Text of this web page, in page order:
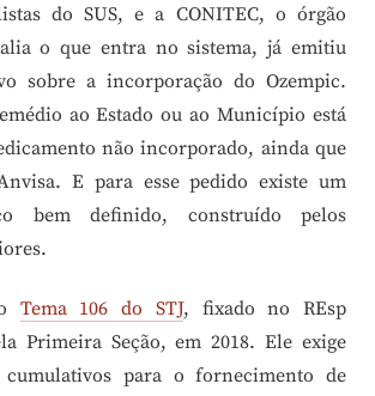
do SUS, e a CONITEC, o órgão
o que entra no sistema, já emitiu
sobre a incorporação do Ozempic.
ao Estado ou ao Município está
não incorporado, ainda que
E para esse pedido existe um
bem definido, construído pelos
Tema 106 do STJ, fixado no REsp
Primeira Seção, em 2018. Ele exige
para o fornecimento de